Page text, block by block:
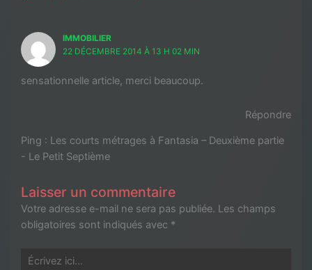
IMMOBILIER
22 DÉCEMBRE 2014 À 13 H 02 MIN
sensationnelle article, merci beaucoup.
Répondre
Ping : Les courts métrages à Fantasia – Deuxième partie
- Le Petit Septième
Laisser un commentaire
Votre adresse e-mail ne sera pas publiée. Les champs
obligatoires sont indiqués avec *
Écrivez